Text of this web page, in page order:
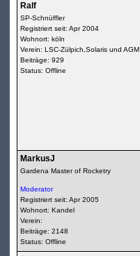
Ralf
SP-Schnüffler
Registriert seit: Apr 2004
Wohnort: köln
Verein: LSC-Zülpich,Solaris und AGM
Beiträge: 929
Status: Offline
MarkusJ
Gardena Master of Rocketry
Moderator
Registriert seit: Apr 2005
Wohnort: Kandel
Verein:
Beiträge: 2148
Status: Offline